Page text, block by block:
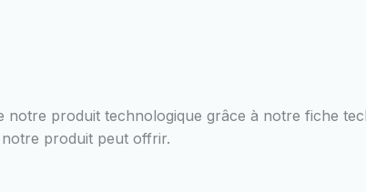
notre produit technologique grâce à notre fiche
produit peut offrir.